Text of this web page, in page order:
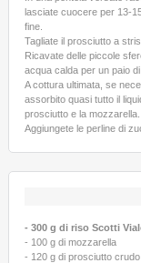
lasciate cuocere per 13-
fine.
Tagliate il prosciutto a
Ricavate delle piccole
acqua calda per un paio di
A cottura ultimata, se
assorbito quasi tutto il
prosciutto e la mozzarella.
Aggiungete le perline di
- 300 g di riso Scotti
- 100 g di mozzarella
- 120 g di prosciutto crudo